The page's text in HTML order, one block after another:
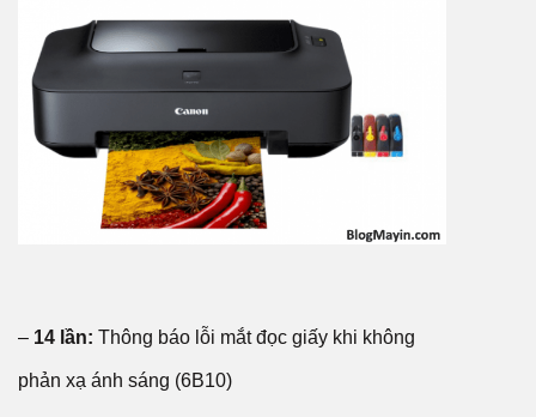
– 14 lần: Thông báo lỗi mắt đọc giấy khi không
phản xạ ánh sáng (6B10)